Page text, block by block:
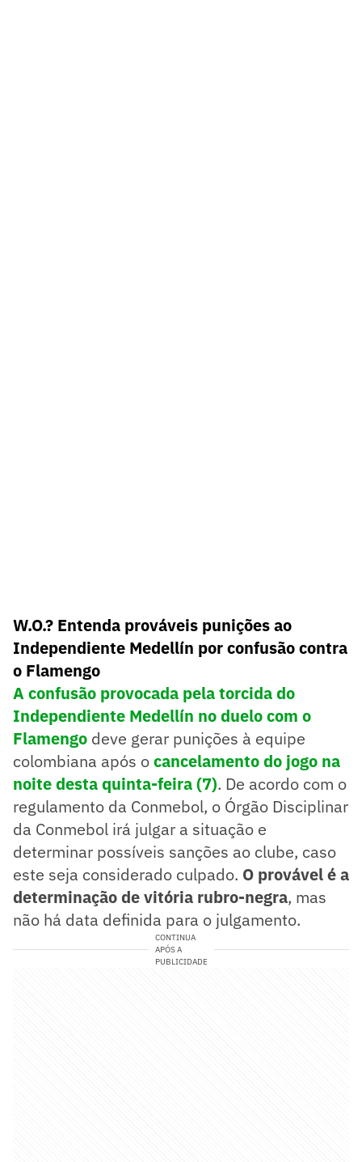
W.O.? Entenda prováveis punições ao
Independiente Medellín por confusão contra
o Flamengo
A confusão provocada pela torcida do
Independiente Medellín no duelo com o
Flamengo deve gerar punições à equipe
colombiana após ocancelamento do jogo na
noite desta quinta-feira (7). De acordo com o
regulamento da Conmebol, o Órgão Disciplinar
da Conmebol irá julgar a situação e
determinar possíveis sanções ao clube, caso
este seja considerado culpado. O provável é a
determinação de vitória rubro-negra, mas
não há data definida para o julgamento.
CONTINUA
APÓS A
PUBLICIDADE